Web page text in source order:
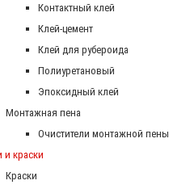
Контактный клей
Клей-цемент
Клей для рубероида
Полиуретановый
Эпоксидный клей
Монтажная пена
Очистители монтажной пены
и краски
Краски